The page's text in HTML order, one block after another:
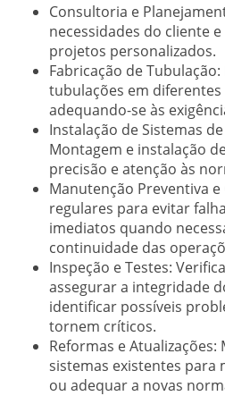
Consultoria e
necessidades do cliente
projetos personalizados.
Fabricação de Tubulação:
tubulações em
adequando-se às
Instalação de Sistemas
Montagem e instalação
precisão e atenção às
Manutenção Preventiva e
regulares para evitar
imediatos quando
continuidade das
Inspeção e Testes:
assegurar a integridade
identificar possíveis
tornem críticos.
Reformas e Atualizações:
sistemas existentes para
ou adequar a novas